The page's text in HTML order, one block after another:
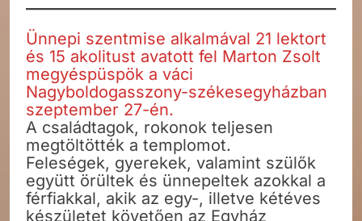
Ünnepi szentmise alkalmával 21 lektort
és 15 akolitust avatott fel Marton Zsolt
megyéspüspök a váci
Nagyboldogasszony-székesegyházban
szeptember 27-én.
A családtagok, rokonok teljesen
megtöltötték a templomot.
Feleségek, gyerekek, valamint szülők
együtt örültek és ünnepeltek azokkal a
férfiakkal, akik az egy-, illetve kétéves
készületet követően az Egyház